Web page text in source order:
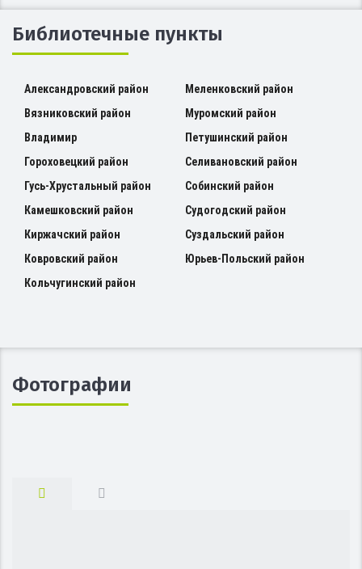
Библиотечные пункты
Александровский район
Вязниковский район
Владимир
Гороховецкий район
Гусь-Хрустальный район
Камешковский район
Киржачский район
Ковровский район
Кольчугинский район
Меленковский район
Муромский район
Петушинский район
Селивановский район
Собинский район
Судогодский район
Суздальский район
Юрьев-Польский район
Фотографии